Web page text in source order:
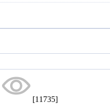
[11735]